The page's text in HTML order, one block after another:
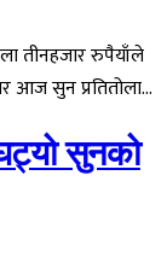
तीनहजार रुपैयाँले
आज सुन प्रतितोला…
सुनको